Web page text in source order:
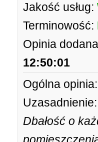
Jakość usług:
Terminowość:
Opinia
12:50:01
Ogólna opinia:
Uzasadnienie:
Dbałość o